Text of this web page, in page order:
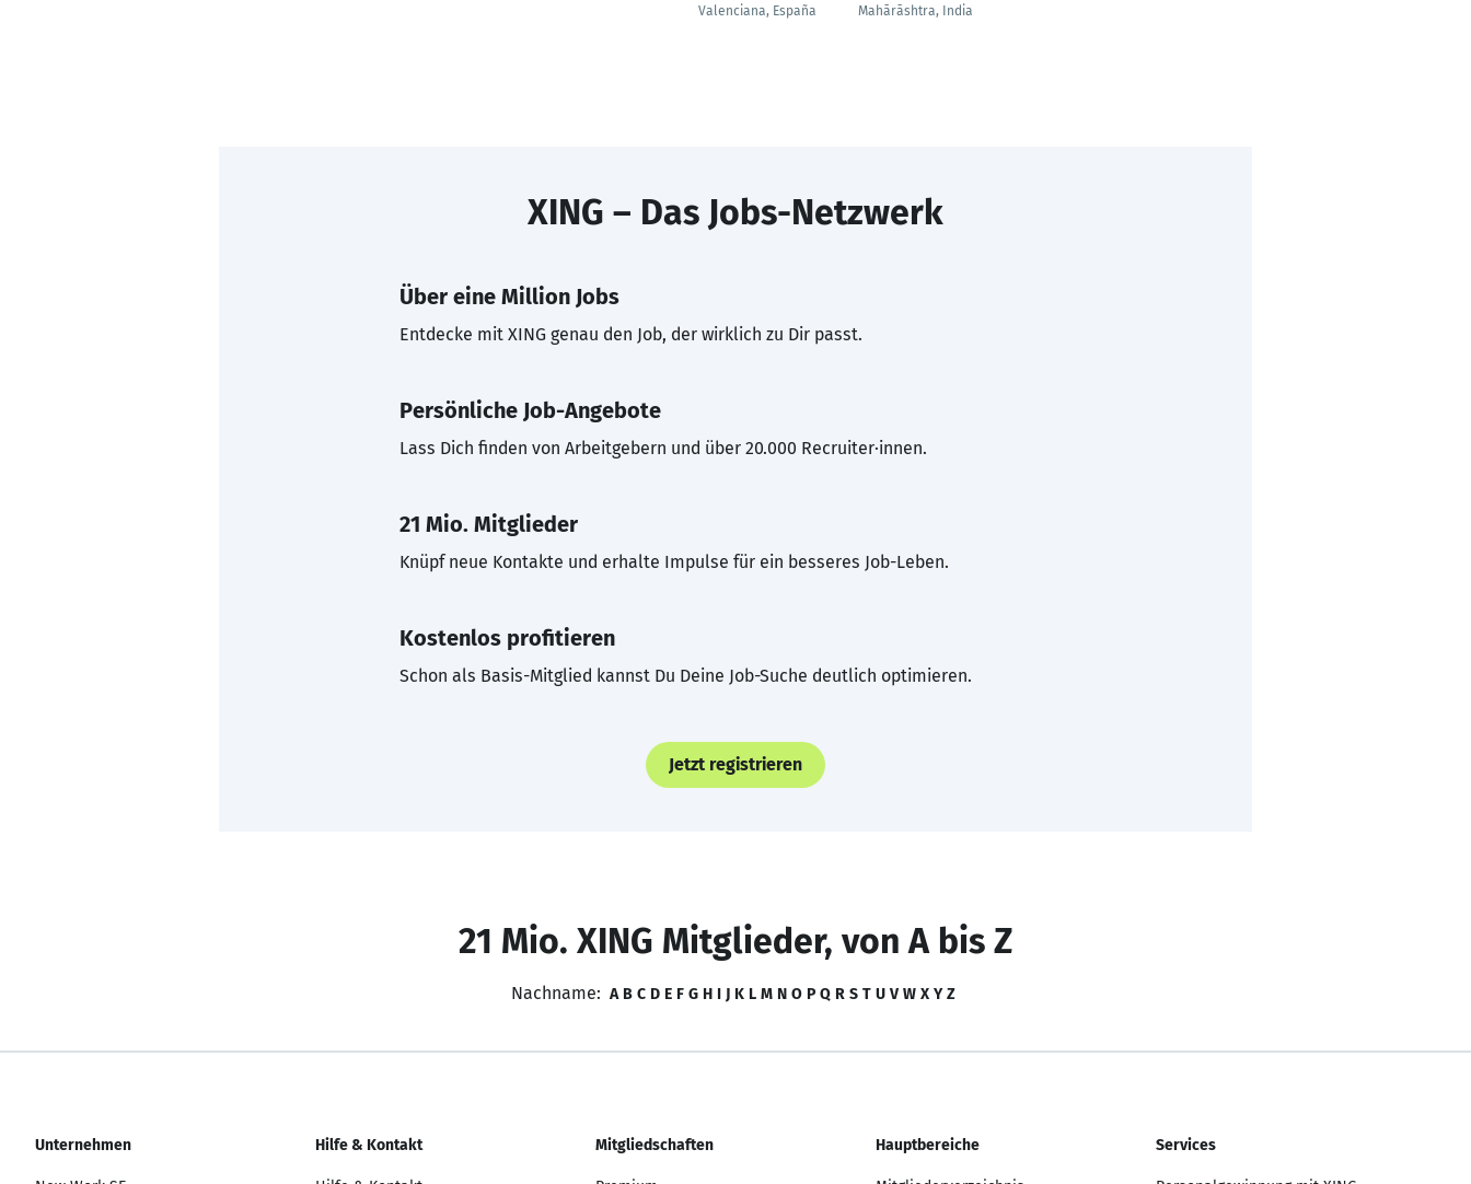
Valenciana, España
Mahārāshtra, India
XING – Das Jobs-Netzwerk
Über eine Million Jobs
Entdecke mit XING genau den Job, der wirklich zu Dir passt.
Persönliche Job-Angebote
Lass Dich finden von Arbeitgebern und über 20.000 Recruiter·innen.
21 Mio. Mitglieder
Knüpf neue Kontakte und erhalte Impulse für ein besseres Job-Leben.
Kostenlos profitieren
Schon als Basis-Mitglied kannst Du Deine Job-Suche deutlich optimieren.
Jetzt registrieren
21 Mio. XING Mitglieder, von A bis Z
Nachname: A B C D E F G H I J K L M N O P Q R S T U V W X Y Z
Unternehmen Hilfe & Kontakt Mitgliedschaften Hauptbereiche Services